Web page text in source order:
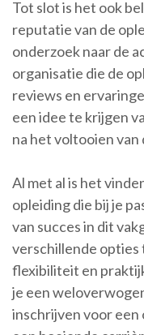
Tot slot is het ook
reputatie van de
onderzoek naar de
organisatie die de
reviews en
een idee te krijgen
na het voltooien van
Al met al is het
opleiding die bij je
van succes in dit
verschillende opties
flexibiliteit en
je een
inschrijven voor